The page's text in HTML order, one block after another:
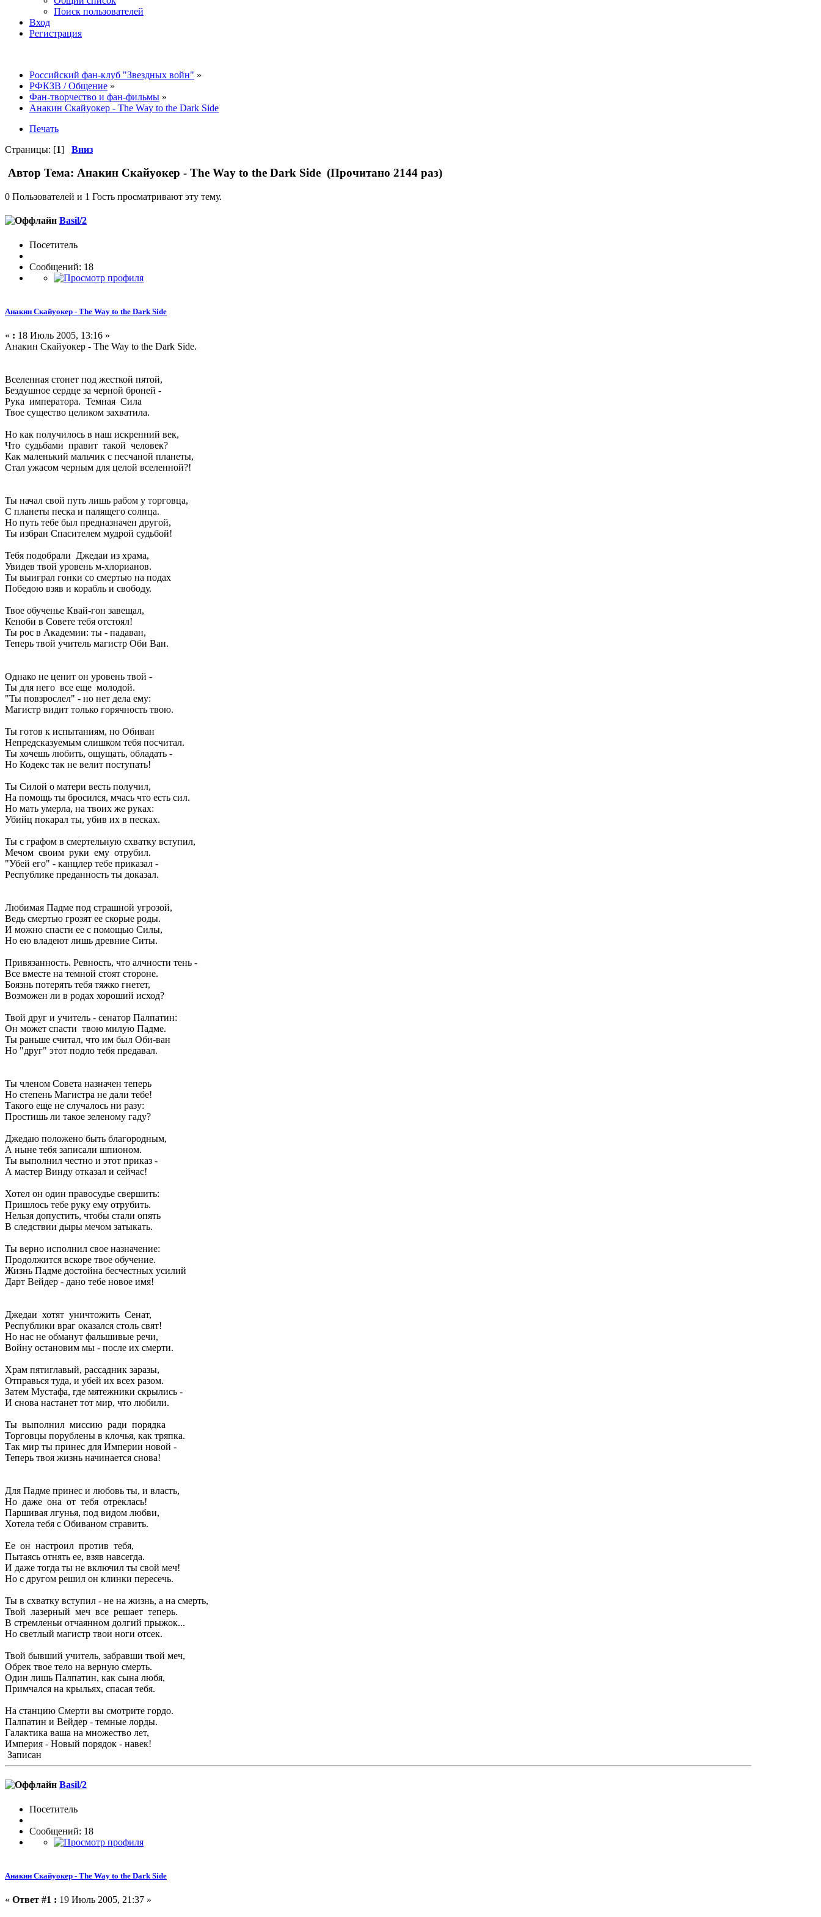
Поиск пользователей
Вход
Регистрация
Российский фан-клуб "Звездных войн" »
РФКЗВ / Общение »
Фан-творчество и фан-фильмы »
Анакин Скайуокер - The Way to the Dark Side
Печать
Страницы: [1] Вниз
Автор Тема: Анакин Скайуокер - The Way to the Dark Side (Прочитано 2144 раз)
0 Пользователей и 1 Гость просматривают эту тему.
Basil/2
Посетитель
Сообщений: 18
Анакин Скайуокер - The Way to the Dark Side
« : 18 Июль 2005, 13:16 »
Анакин Скайуокер - The Way to the Dark Side.
Вселенная стонет под жесткой пятой,
Бездушное сердце за черной броней -
Рука императора. Темная Сила
Твое существо целиком захватила.
Но как получилось в наш искренний век,
Что судьбами правит такой человек?
Как маленький мальчик с песчаной планеты,
Стал ужасом черным для целой вселенной?!
Ты начал свой путь лишь рабом у торговца,
С планеты песка и палящего солнца.
Но путь тебе был предназначен другой,
Ты избран Спасителем мудрой судьбой!
Тебя подобрали Джедаи из храма,
Увидев твой уровень м-хлорианов.
Ты выиграл гонки со смертью на подах
Победою взяв и корабль и свободу.
Твое обученье Квай-гон завещал,
Кеноби в Совете тебя отстоял!
Ты рос в Академии: ты - падаван,
Теперь твой учитель магистр Оби Ван.
Однако не ценит он уровень твой -
Ты для него все еще молодой.
"Ты повзрослел" - но нет дела ему:
Магистр видит только горячность твою.
Ты готов к испытаниям, но Обиван
Непредсказуемым слишком тебя посчитал.
Ты хочешь любить, ощущать, обладать -
Но Кодекс так не велит поступать!
Ты Силой о матери весть получил,
На помощь ты бросился, мчась что есть сил.
Но мать умерла, на твоих же руках:
Убийц покарал ты, убив их в песках.
Ты с графом в смертельную схватку вступил,
Мечом своим руки ему отрубил.
"Убей его" - канцлер тебе приказал -
Республике преданность ты доказал.
Любимая Падме под страшной угрозой,
Ведь смертью грозят ее скорые роды.
И можно спасти ее с помощью Силы,
Но ею владеют лишь древние Ситы.
Привязанность. Ревность, что алчности тень -
Все вместе на темной стоят стороне.
Боязнь потерять тебя тяжко гнетет,
Возможен ли в родах хороший исход?
Твой друг и учитель - сенатор Палпатин:
Он может спасти твою милую Падме.
Ты раньше считал, что им был Оби-ван
Но "друг" этот подло тебя предавал.
Ты членом Совета назначен теперь
Но степень Магистра не дали тебе!
Такого еще не случалось ни разу:
Простишь ли такое зеленому гаду?
Джедаю положено быть благородным,
А ныне тебя записали шпионом.
Ты выполнил честно и этот приказ -
А мастер Винду отказал и сейчас!
Хотел он один правосудье свершить:
Пришлось тебе руку ему отрубить.
Нельзя допустить, чтобы стали опять
В следствии дыры мечом затыкать.
Ты верно исполнил свое назначение:
Продолжится вскоре твое обучение.
Жизнь Падме достойна бесчестных усилий
Дарт Вейдер - дано тебе новое имя!
Джедаи хотят уничтожить Сенат,
Республики враг оказался столь свят!
Но нас не обманут фальшивые речи,
Войну остановим мы - после их смерти.
Храм пятиглавый, рассадник заразы,
Отправься туда, и убей их всех разом.
Затем Мустафа, где мятежники скрылись -
И снова настанет тот мир, что любили.
Ты выполнил миссию ради порядка
Торговцы порублены в клочья, как тряпка.
Так мир ты принес для Империи новой -
Теперь твоя жизнь начинается снова!
Для Падме принес и любовь ты, и власть,
Но даже она от тебя отреклась!
Паршивая лгунья, под видом любви,
Хотела тебя с Обиваном стравить.
Ее он настроил против тебя,
Пытаясь отнять ее, взяв навсегда.
И даже тогда ты не включил ты свой меч!
Но с другом решил он клинки пересечь.
Ты в схватку вступил - не на жизнь, а на смерть,
Твой лазерный меч все решает теперь.
В стремленьи отчаянном долгий прыжок...
Но светлый магистр твои ноги отсек.
Твой бывший учитель, забравши твой меч,
Обрек твое тело на верную смерть.
Один лишь Палпатин, как сына любя,
Примчался на крыльях, спасая тебя.
На станцию Смерти вы смотрите гордо.
Палпатин и Вейдер - темные лорды.
Галактика ваша на множество лет,
Империя - Новый порядок - навек!
Записан
Basil/2
Посетитель
Сообщений: 18
Анакин Скайуокер - The Way to the Dark Side
« Ответ #1 : 19 Июль 2005, 21:37 »